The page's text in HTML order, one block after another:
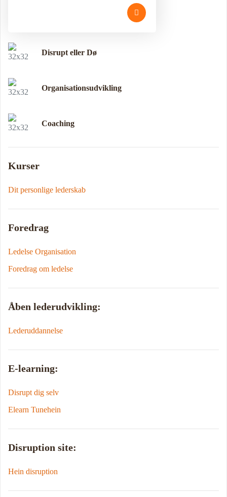
Disrupt eller Dø
Organisationsudvikling
Coaching
Kurser
Dit personlige lederskab
Foredrag
Ledelse Organisation
Foredrag om ledelse
Åben lederudvikling:
Lederuddannelse
E-learning:
Disrupt dig selv
Elearn Tunehein
Disruption site:
Hein disruption